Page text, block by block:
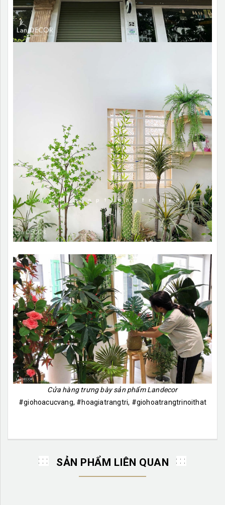
Cửa hàng trưng bày sản phẩm Landecor
#giohoacucvang, #hoagiatrangtri, #giohoatrangtrinoithat
SẢN PHẨM LIÊN QUAN